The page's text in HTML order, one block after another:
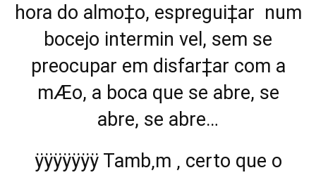
hora do almo‡o, espregui‡ar num
bocejo intermin vel, sem se
preocupar em disfar‡ar com a
mÆo, a boca que se abre, se
abre, se abre…
ÿÿÿÿÿÿÿ Tamb‚m ‚ certo que o